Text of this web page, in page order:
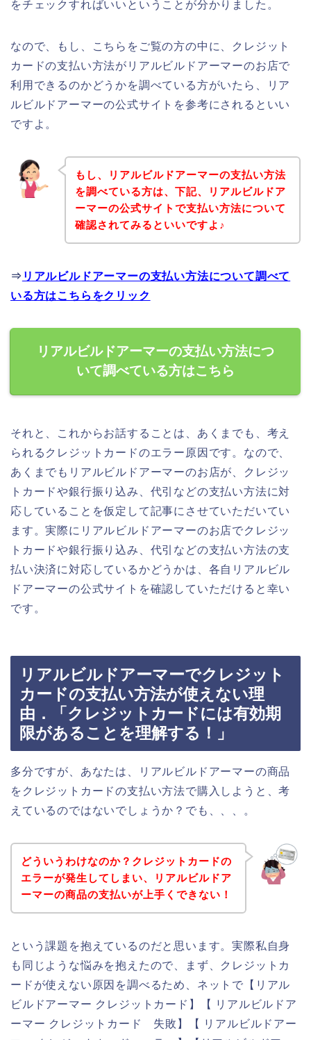
をチェックすればいいということが分かりました。
なので、もし、こちらをご覧の方の中に、クレジット
カードの支払い方法がリアルビルドアーマーのお店で
利用できるのかどうかを調べている方がいたら、リア
ルビルドアーマーの公式サイトを参考にされるといい
ですよ。
もし、リアルビルドアーマーの支払い方法
を調べている方は、下記、リアルビルドア
ーマーの公式サイトで支払い方法について
確認されてみるといいですよ♪
⇒ リアルビルドアーマーの支払い方法について調べて
いる方はこちらをクリック
リアルビルドアーマーの支払い方法につ
いて調べている方はこちら
それと、これからお話することは、あくまでも、考え
られるクレジットカードのエラー原因です。なので、
あくまでもリアルビルドアーマーのお店が、クレジッ
トカードや銀行振り込み、代引などの支払い方法に対
応していることを仮定して記事にさせていただいてい
ます。実際にリアルビルドアーマーのお店でクレジッ
トカードや銀行振り込み、代引などの支払い方法の支
払い決済に対応しているかどうかは、各自リアルビル
ドアーマーの公式サイトを確認していただけると幸い
です。
リアルビルドアーマーでクレジット
カードの支払い方法が使えない理
由．「クレジットカードには有効期
限があることを理解する！」
多分ですが、あなたは、リアルビルドアーマーの商品
をクレジットカードの支払い方法で購入しようと、考
えているのではないでしょうか？でも、、、。
どういうわけなのか？クレジットカードの
エラーが発生してしまい、リアルビルドア
ーマーの商品の支払いが上手くできない！
という課題を抱えているのだと思います。実際私自身
も同じような悩みを抱えたので、まず、クレジットカ
ードが使えない原因を調べるため、ネットで【リアル
ビルドアーマー クレジットカード】【 リアルビルドア
ーマー クレジットカード 失敗】【 リアルビルドアー